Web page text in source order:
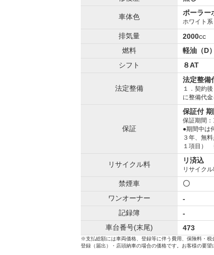
車体色 ポーラー
ホワイト系
排気量 2000cc
燃料
軽油（D）
シフト
８AT
法定整備
法定整備
１．契約
に整備代
保証
保証付
保証期間：
●期間中
３年、無
１項目）
リサイクル料 リ済込
リサイク
禁煙車
〇
ワンオーナー
-
記録簿
-
車台番号(末尾)
473
※支払総額には車両価格、登録等に伴う費用、保険料・
登録（届出）・店頭納車の場合の価格です。お客様の要